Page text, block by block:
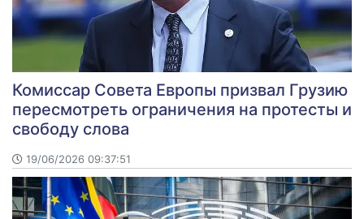
Комиссар Совета Европы призвал Грузию
пересмотреть ограничения на протесты и
свободу слова
19/06/2026 09:37:51